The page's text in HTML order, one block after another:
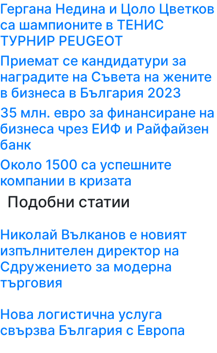
Гергана Недина и Цоло Цветков
са шампионите в ТЕНИС
ТУРНИР PEUGEOT
Приемат се кандидатури за
наградите на Съвета на жените
в бизнеса в България 2023
35 млн. евро за финансиране на
бизнеса чрез ЕИФ и Райфайзен
банк
Около 1500 са успешните
компании в кризата
Подобни статии
Николай Вълканов е новият
изпълнителен директор на
Сдружението за модерна
търговия
Нова логистична услуга
свързва България с Европа